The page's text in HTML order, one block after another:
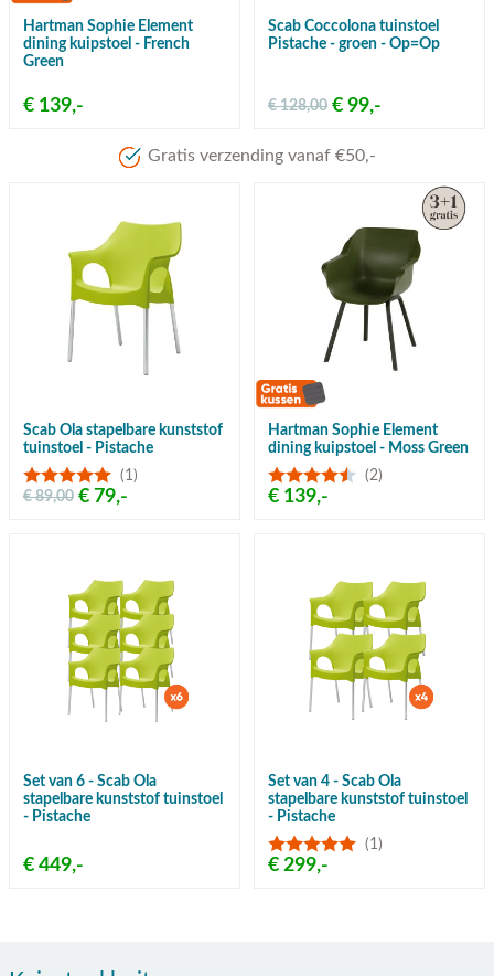
Hartman Sophie Element
dining kuipstoel - French
Green
€ 139,-
Scab Coccolona tuinstoel
Pistache - groen - Op=Op
€ 99,-
€ 128,00
Gratis verzending vanaf €50,-
Scab Ola stapelbare kunststof
tuinstoel - Pistache
(1)
€ 79,-
€ 89,00
Hartman Sophie Element
dining kuipstoel - Moss Green
(2)
€ 139,-
Set van 6 - Scab Ola
stapelbare kunststof tuinstoel
- Pistache
€ 449,-
Set van 4 - Scab Ola
stapelbare kunststof tuinstoel
- Pistache
(1)
€ 299,-